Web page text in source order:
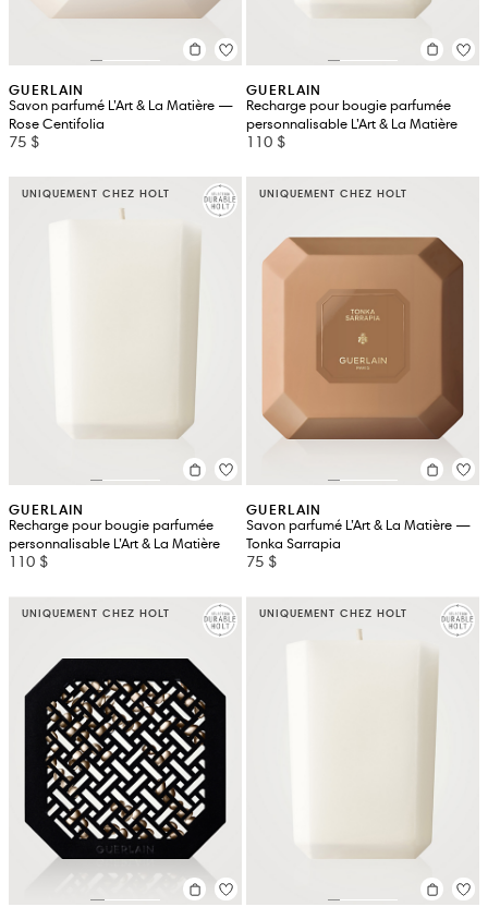
GUERLAIN
Savon parfumé L’Art & La Matière —
Rose Centifolia
75 $
GUERLAIN
Recharge pour bougie parfumée
personnalisable L’Art & La Matière
110 $
UNIQUEMENT CHEZ HOLT
GUERLAIN
Recharge pour bougie parfumée
personnalisable L’Art & La Matière
110 $
UNIQUEMENT CHEZ HOLT
GUERLAIN
Savon parfumé L’Art & La Matière —
Tonka Sarrapia
75 $
UNIQUEMENT CHEZ HOLT UNIQUEMENT CHEZ HOLT